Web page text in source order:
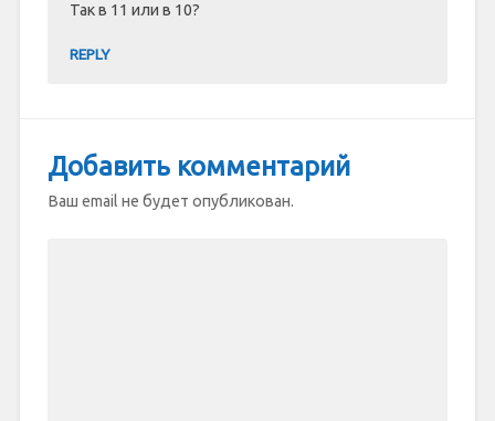
Так в 11 или в 10?
REPLY
Добавить комментарий
Ваш email не будет опубликован.